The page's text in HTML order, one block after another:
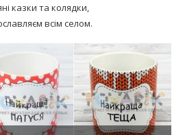
казки та колядки,
всім селом.